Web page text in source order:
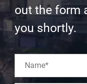
out the form
you shortly.